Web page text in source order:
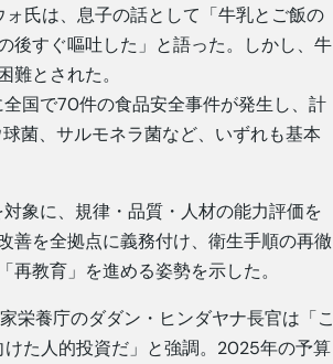
氏は、息子の話として「牛乳とご飯の
後すぐ嘔吐した」と語った。しかし、牛
とされた。
国で70件の食品安全事件が発生し、計
菌、サルモネラ菌など、いずれも基本
象に、規律・品質・人材の能力評価を
善を全拠点に義務付け、衛生手順の再徹
教育」を進める姿勢を示した。
栄養庁のダダン・ヒンダヤナ長官は「こ
た人的投資だ」と強調。2025年の予算